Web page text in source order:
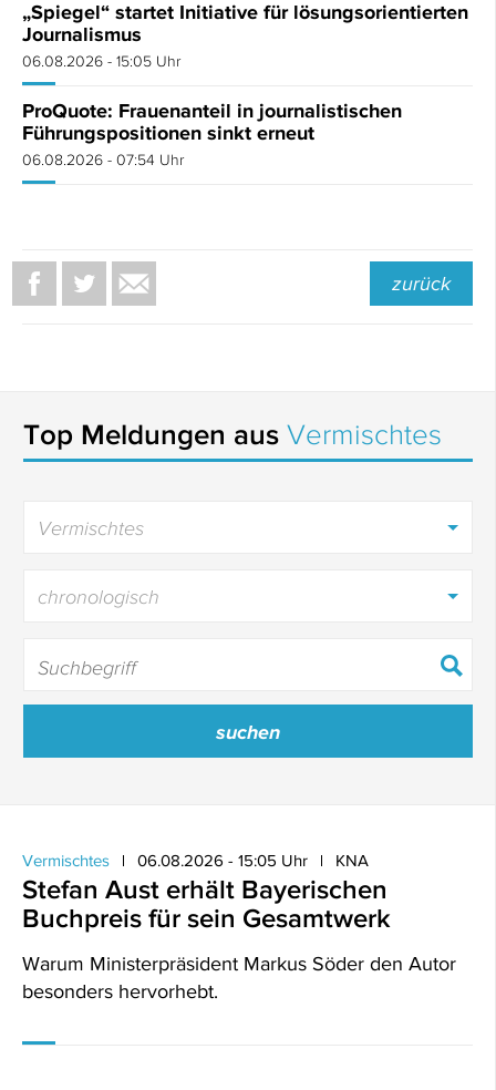
„Spiegel“ startet Initiative für lösungsorientierten
Journalismus
06.08.2026 - 15:05 Uhr
ProQuote: Frauenanteil in journalistischen
Führungspositionen sinkt erneut
06.08.2026 - 07:54 Uhr
zurück
Top Meldungen aus Vermischtes
Vermischtes
chronologisch
Vermischtes 06.08.2026 - 15:05 Uhr KNA
Stefan Aust erhält Bayerischen
Buchpreis für sein Gesamtwerk
Warum Ministerpräsident Markus Söder den Autor
besonders hervorhebt.